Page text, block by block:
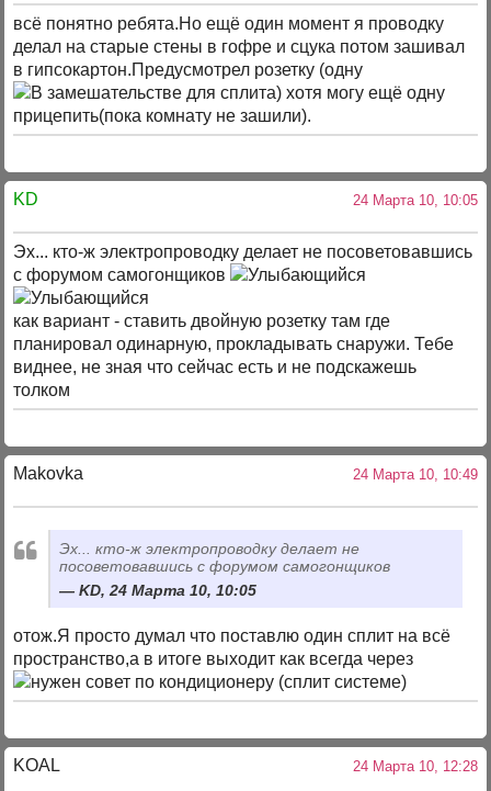
всё понятно ребята.Но ещё один момент я проводку
делал на старые стены в гофре и сцука потом зашивал
в гипсокартон.Предусмотрел розетку (одну
для сплита) хотя могу ещё одну
прицепить(пока комнату не зашили).
KD 24 Марта 10, 10:05
Эх... кто-ж электропроводку делает не посоветовавшись
с форумом самогонщиков
как вариант - ставить двойную розетку там где
планировал одинарную, прокладывать снаружи. Тебе
виднее, не зная что сейчас есть и не подскажешь
толком
Makovka 24 Марта 10, 10:49
Эх... кто-ж электропроводку делает не
посоветовавшись с форумом самогонщиков
KD, 24 Марта 10, 10:05
отож.Я просто думал что поставлю один сплит на всё
пространство,а в итоге выходит как всегда через
KOAL 24 Марта 10, 12:28